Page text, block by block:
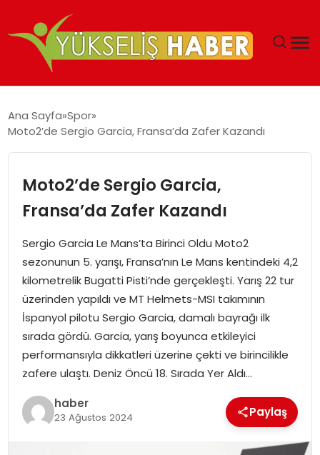
MALIYETLERINI AZALTIYOR’
Ana Sayfa Spor
Moto2’de Sergio Garcia, Fransa’da Zafer Kazandı
Moto2’de Sergio Garcia,
Fransa’da Zafer Kazandı
Sergio Garcia Le Mans’ta Birinci Oldu Moto2
sezonunun 5. yarışı, Fransa’nın Le Mans kentindeki 4,2
kilometrelik Bugatti Pisti’nde gerçekleşti. Yarış 22 tur
üzerinden yapıldı ve MT Helmets-MSI takımının
İspanyol pilotu Sergio Garcia, damalı bayrağı ilk
sırada gördü. Garcia, yarış boyunca etkileyici
performansıyla dikkatleri üzerine çekti ve birincilikle
zafere ulaştı. Deniz Öncü 18. Sırada Yer Aldı…
haber
23 Ağustos 2024 Paylaş